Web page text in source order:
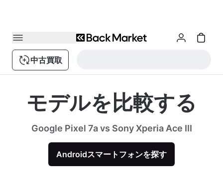
中古買取
モデルを比較する
Google Pixel 7a vs Sony Xperia Ace III
Androidスマートフォンを探す